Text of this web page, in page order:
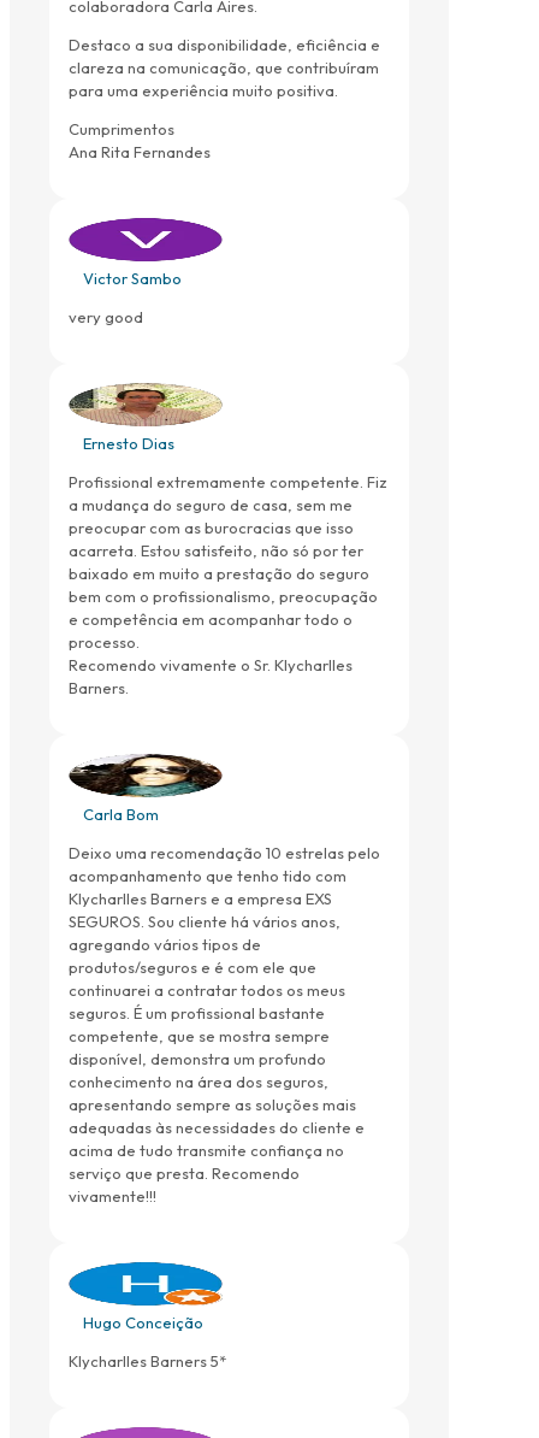
colaboradora Carla Aires.
Destaco a sua disponibilidade, eficiência e
clareza na comunicação, que contribuíram
para uma experiência muito positiva.
Cumprimentos
Ana Rita Fernandes
Victor Sambo
very good
Ernesto Dias
Profissional extremamente competente. Fiz
a mudança do seguro de casa, sem me
preocupar com as burocracias que isso
acarreta. Estou satisfeito, não só por ter
baixado em muito a prestação do seguro
bem com o profissionalismo, preocupação
e competência em acompanhar todo o
processo.
Recomendo vivamente o Sr. Klycharlles
Barners.
Carla Bom
Deixo uma recomendação 10 estrelas pelo
acompanhamento que tenho tido com
Klycharlles Barners e a empresa EXS
SEGUROS. Sou cliente há vários anos,
agregando vários tipos de
produtos/seguros e é com ele que
continuarei a contratar todos os meus
seguros. É um profissional bastante
competente, que se mostra sempre
disponível, demonstra um profundo
conhecimento na área dos seguros,
apresentando sempre as soluções mais
adequadas às necessidades do cliente e
acima de tudo transmite confiança no
serviço que presta. Recomendo
vivamente!!!
Hugo Conceição
Klycharlles Barners 5*